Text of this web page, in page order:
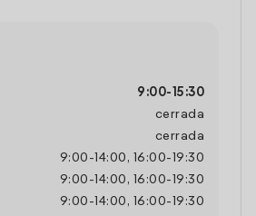
9:00- 15:30
cerrada
cerrada
9:00 - 14:00 , 16:00- 19:30
9:00 - 14:00 , 16:00- 19:30
9:00 - 14:00 , 16:00- 19:30